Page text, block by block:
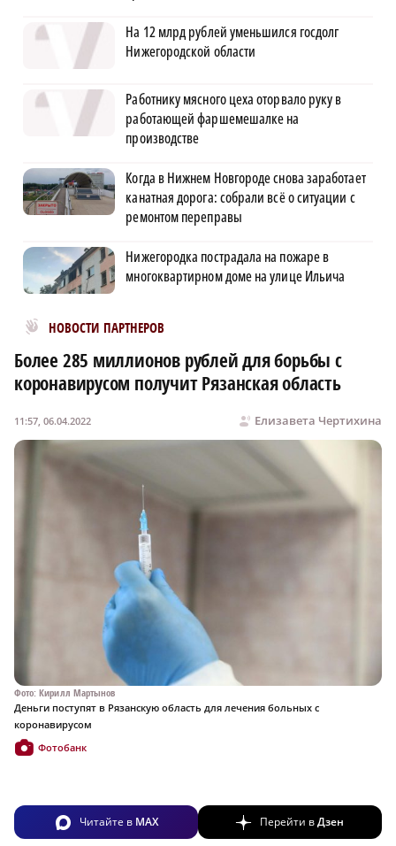
На 12 млрд рублей уменьшился госдолг
Нижегородской области
Работнику мясного цеха оторвало руку в
работающей фаршемешалке на
производстве
Когда в Нижнем Новгороде снова заработает
канатная дорога: собрали всё о ситуации с
ремонтом переправы
Нижегородка пострадала на пожаре в
многоквартирном доме на улице Ильича
НОВОСТИ ПАРТНЕРОВ
Новости МирТесен
Более 285 миллионов рублей для борьбы с
коронавирусом получит Рязанская область
Елизавета Чертихина
11:57, 06.04.2022
Фото: Кирилл Мартынов
Деньги поступят в Рязанскую область для лечения больных с
коронавирусом
Фотобанк
Читайте в MAX Перейти вДзен